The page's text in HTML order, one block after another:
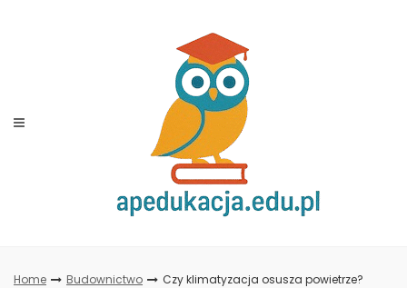
Home Budownictwo Czy klimatyzacja osusza powietrze?